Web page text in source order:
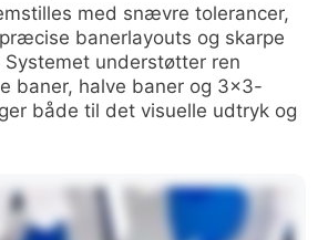
med snævre tolerancer,
banerlayouts og skarpe
Systemet understøtter ren
baner, halve baner og 3×3-
både til det visuelle udtryk og